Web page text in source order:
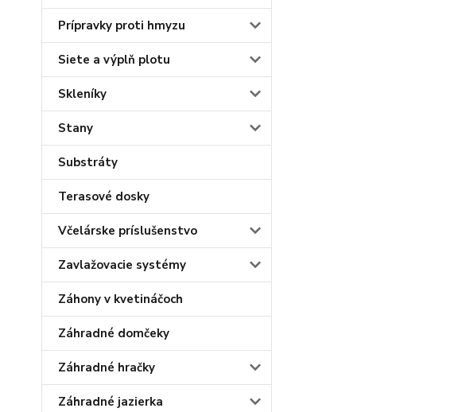
Prípravky proti hmyzu
Siete a výplň plotu
Skleníky
Stany
Substráty
Terasové dosky
Včelárske príslušenstvo
Zavlažovacie systémy
Záhony v kvetináčoch
Záhradné domčeky
Záhradné hračky
Záhradné jazierka